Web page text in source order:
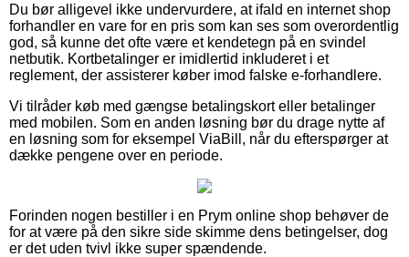
Du bør alligevel ikke undervurdere, at ifald en internet shop
forhandler en vare for en pris som kan ses som overordentlig
god, så kunne det ofte være et kendetegn på en svindel
netbutik. Kortbetalinger er imidlertid inkluderet i et
reglement, der assisterer køber imod falske e-forhandlere.
Vi tilråder køb med gængse betalingskort eller betalinger
med mobilen. Som en anden løsning bør du drage nytte af
en løsning som for eksempel ViaBill, når du efterspørger at
dække pengene over en periode.
Forinden nogen bestiller i en Prym online shop behøver de
for at være på den sikre side skimme dens betingelser, dog
er det uden tvivl ikke super spændende.